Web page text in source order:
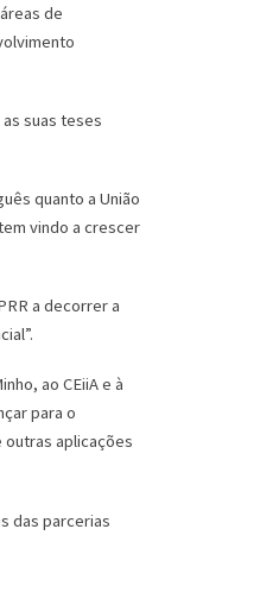
de
suas teses
quanto a União
vindo a crescer
a decorrer a
ao CEiiA e à
para o
outras aplicações
das parcerias